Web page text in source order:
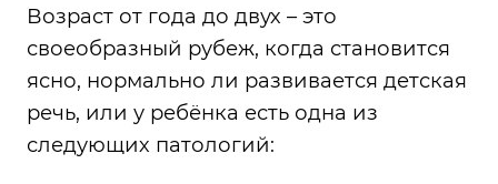
Возраст от года до двух – это
своеобразный рубеж, когда становится
ясно, нормально ли развивается детская
речь, или у ребёнка есть одна из
следующих патологий: